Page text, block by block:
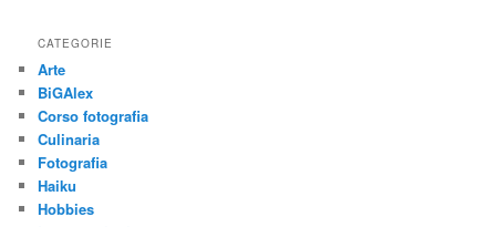
CATEGORIE
Arte
BiGAlex
Corso fotografia
Culinaria
Fotografia
Haiku
Hobbies